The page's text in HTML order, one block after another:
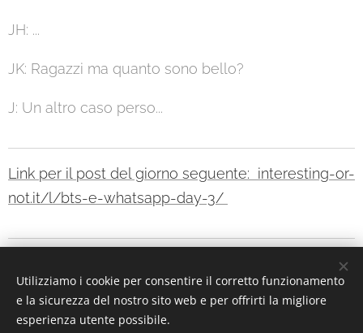
JH: ...
JK: Ragazzi ma quanto sono bello?
J: Un altro caso perso...
Link per il post del giorno seguente: interesting-or-
not.it/l/bts-e-whatsapp-day-3/
Interesting or Not?
Utilizziamo i cookie per consentire il corretto funzionamento
e la sicurezza del nostro sito web e per offrirti la migliore
esperienza utente possibile.